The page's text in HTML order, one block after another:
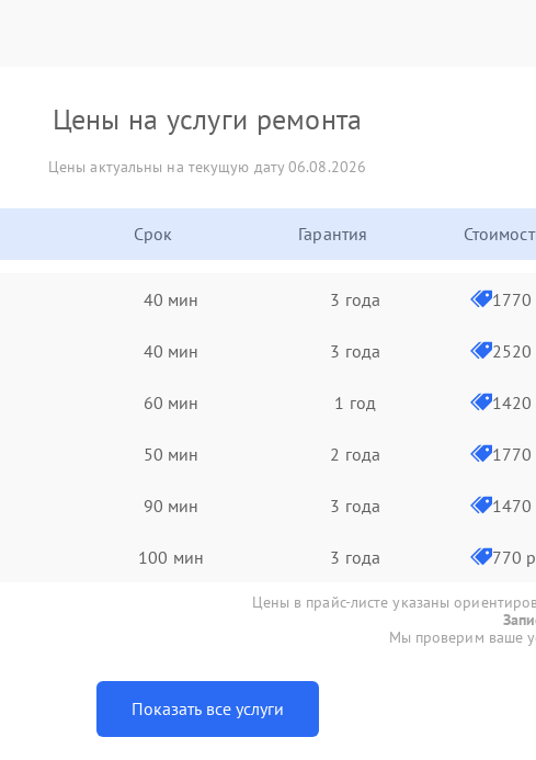
Цены на услуги ремонта
Цены актуальны на текущую дату 06.08.2026
Срок Гарантия
40 мин 3 года 1770
40 мин 3 года 2520
60 мин 1 год 1420
50 мин 2 года 1770
90 мин 3 года 1470
100 мин 3 года 770 р
Цены в прайс-листе указаны
Мы проверим ваше
Показать все услуги